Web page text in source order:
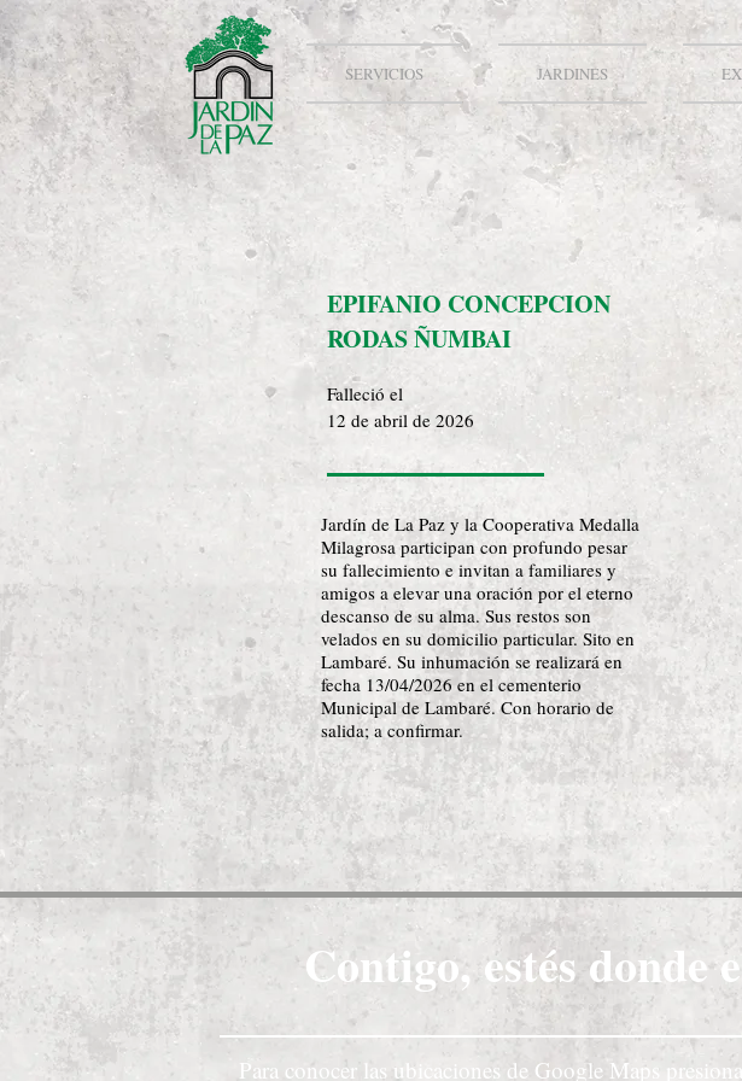
SERVICIOS JARDINES
EPIFANIO CONCEPCION
RODAS ÑUMBAI
12 de abril de 2026
Jardín de La Paz y la Cooperativa Medalla
Milagrosa participan con profundo pesar
su fallecimiento e invitan a familiares y
amigos a elevar una oración por el eterno
descanso de su alma. Sus restos son
velados en su domicilio particular. Sito en
Lambaré. Su inhumación se realizará en
fecha 13/04/2026 en el cementerio
Municipal de Lambaré. Con horario de
salida; a confirmar.
Falleció el
Contigo, estés donde
Para conocer las ubicaciones de Google Maps